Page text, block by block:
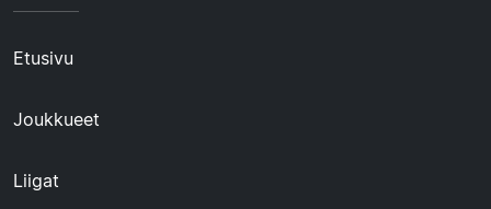
Etusivu
Joukkueet
Liigat